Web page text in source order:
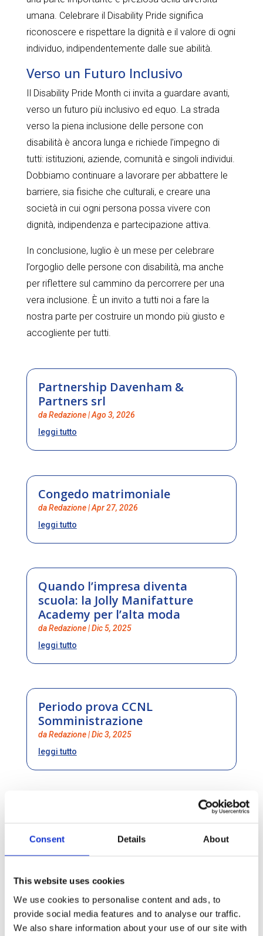
Consent Details About
This website uses cookies
We use cookies to personalise content and ads, to
provide social media features and to analyse our traffic.
We also share information about your use of our site with
umana. Celebrare il Disability Pride significa
riconoscere e rispettare la dignità e il valore di ogni
individuo, indipendentemente dalle sue abilità.
Verso un Futuro Inclusivo
Il Disability Pride Month ci invita a guardare avanti,
verso un futuro più inclusivo ed equo. La strada
verso la piena inclusione delle persone con
disabilità è ancora lunga e richiede l’impegno di
tutti: istituzioni, aziende, comunità e singoli individui.
Dobbiamo continuare a lavorare per abbattere le
barriere, sia fisiche che culturali, e creare una
società in cui ogni persona possa vivere con
dignità, indipendenza e partecipazione attiva.
In conclusione, luglio è un mese per celebrare
l’orgoglio delle persone con disabilità, ma anche
per riflettere sul cammino da percorrere per una
vera inclusione. È un invito a tutti noi a fare la
nostra parte per costruire un mondo più giusto e
accogliente per tutti.
Partnership Davenham &
Partners srl
daRedazione|Ago 3, 2026
leggi tutto
Congedo matrimoniale
daRedazione|Apr 27, 2026
leggi tutto
Quando l’impresa diventa
scuola: la Jolly Manifatture
Academy per l’alta moda
daRedazione|Dic 5, 2025
leggi tutto
Periodo prova CCNL
Somministrazione
daRedazione|Dic 3, 2025
leggi tutto
l’efficacia sul lavoro con
l’Intelligenza Artificiale
leggi tutto